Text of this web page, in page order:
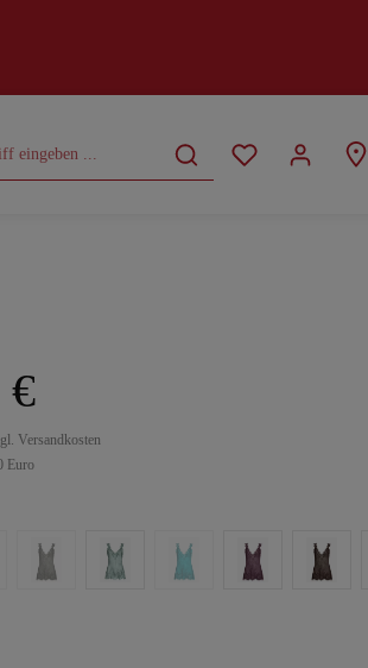
CURVY
Versandkosten
Euro